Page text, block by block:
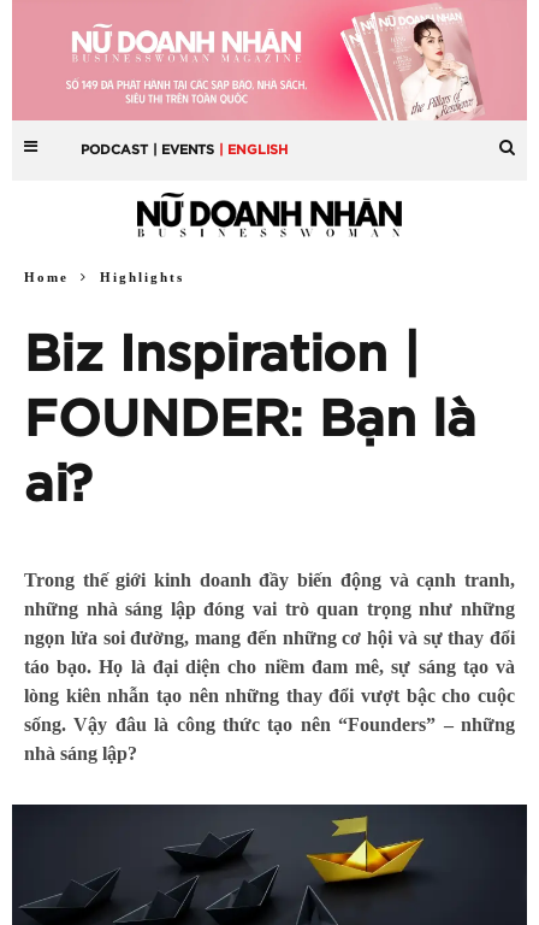
PODCAST | EVENTS | ENGLISH
Home Highlights
Biz Inspiration |
FOUNDER: Bạn là
ai?
Trong thế giới kinh doanh đầy biến động và cạnh tranh,
những nhà sáng lập đóng vai trò quan trọng như những
ngọn lửa soi đường, mang đến những cơ hội và sự thay đổi
táo bạo. Họ là đại diện cho niềm đam mê, sự sáng tạo và
lòng kiên nhẫn tạo nên những thay đổi vượt bậc cho cuộc
sống. Vậy đâu là công thức tạo nên “Founders” – những
nhà sáng lập?